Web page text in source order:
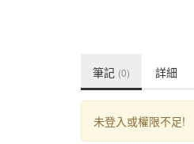
筆記 (0) 詳細
未登入或權限不足!